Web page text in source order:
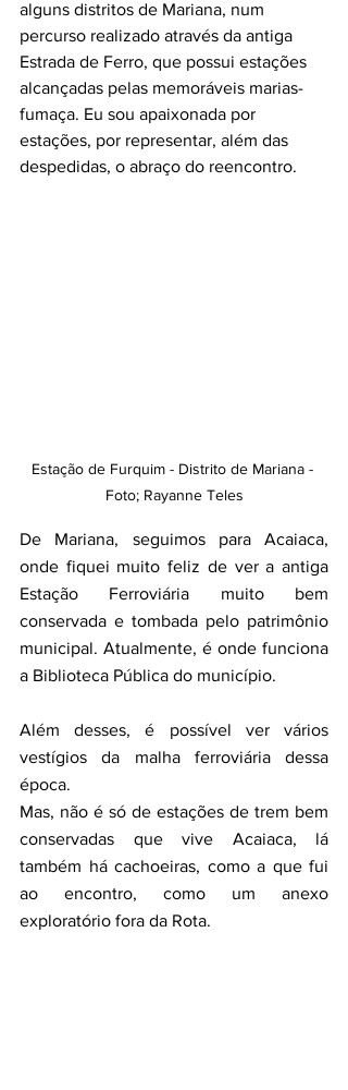
alguns distritos de Mariana, num
percurso realizado através da antiga
Estrada de Ferro, que possui estações
alcançadas pelas memoráveis marias-
fumaça. Eu sou apaixonada por
estações, por representar, além das
despedidas, o abraço do reencontro.
Estação de Furquim - Distrito de Mariana -
Foto; Rayanne Teles
De Mariana, seguimos para Acaiaca,
onde fiquei muito feliz de ver a antiga
Estação Ferroviária muito bem
conservada e tombada pelo patrimônio
municipal. Atualmente, é onde funciona
a Biblioteca Pública do município.
Além desses, é possível ver vários
vestígios da malha ferroviária dessa
época.
Mas, não é só de estações de trem bem
conservadas que vive Acaiaca, lá
também há cachoeiras, como a que fui
ao encontro, como um anexo
exploratório fora da Rota.